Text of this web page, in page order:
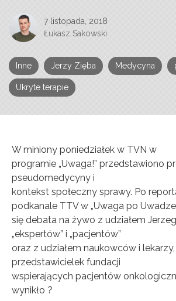
7 listopada, 2018
Łukasz Sakowski
Inne Jerzy Zięba Medycyna
Ukryte terapie
W miniony poniedziałek w TVN w
programie „Uwaga!” przedstawiono
pseudomedycyny i
kontekst społeczny sprawy. Po
podkanale TTV w „Uwaga po
się debata na żywo z udziałem
„ekspertów” i „pacjentów”
oraz z udziałem naukowców i
przedstawicielek fundacji
wspierających pacjentów
wynikło ?